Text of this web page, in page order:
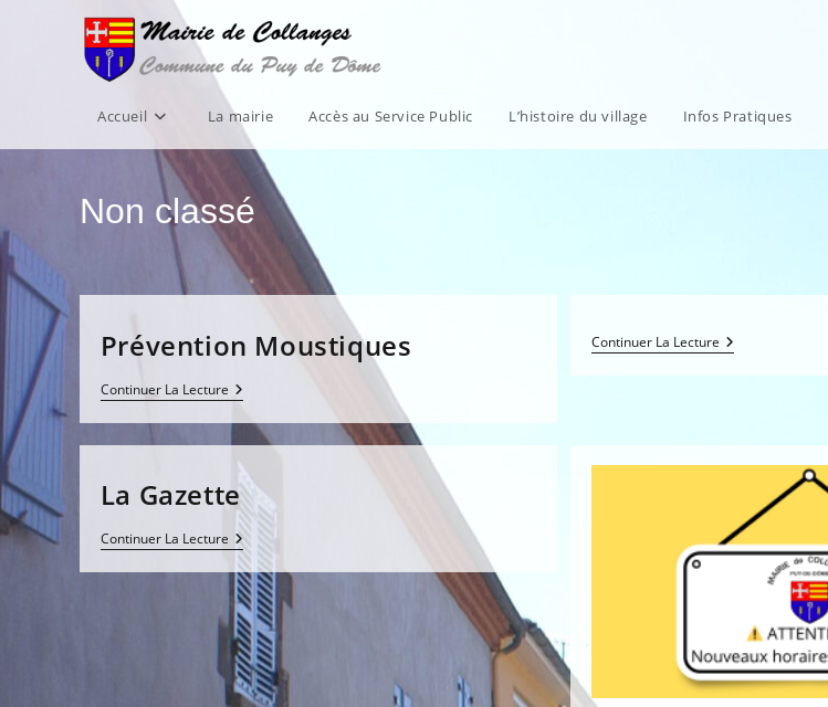
Accueil La mairie Accès au Service Public L’histoire du village Infos Pratiques
Non classé
Prévention Moustiques
Continuer La LecturePrévention
Moustiques
Continuer La Lecture
La Gazette
Continuer La LectureLa
Gazette